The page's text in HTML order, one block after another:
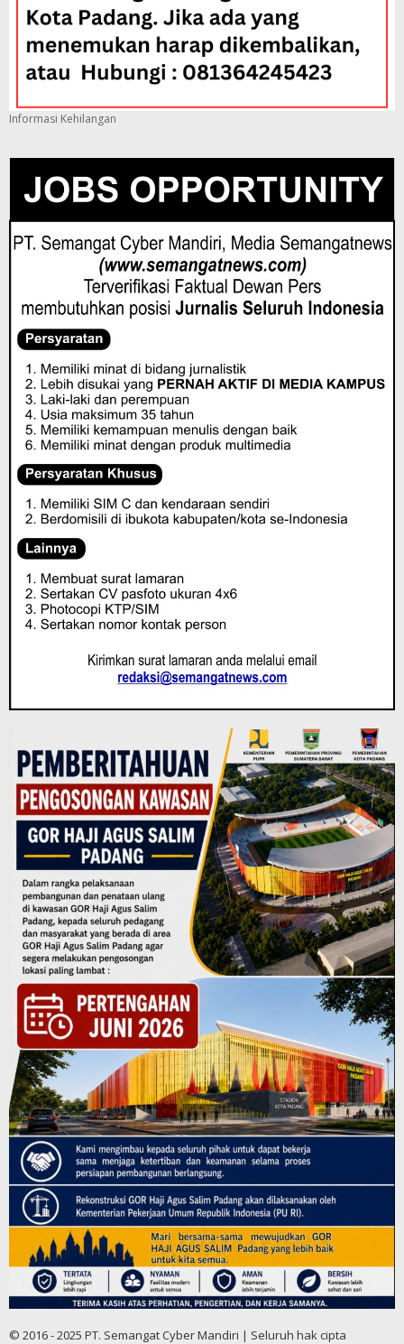
Informasi Kehilangan
© 2016 - 2025 PT. Semangat Cyber Mandiri | Seluruh hak cipta